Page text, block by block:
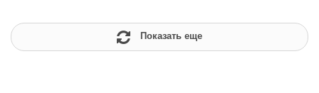
Показать еще